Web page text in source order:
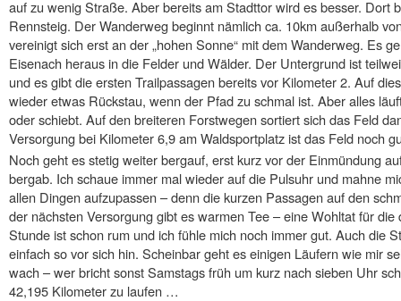
auf zu wenig Straße. Aber bereits am Stadttor wird es besser. Dort
Rennsteig. Der Wanderweg beginnt nämlich ca. 10km außerhalb
vereinigt sich erst an der „hohen Sonne“ mit dem Wanderweg. Es
Eisenach heraus in die Felder und Wälder. Der Untergrund ist
und es gibt die ersten Trailpassagen bereits vor Kilometer 2. Auf
wieder etwas Rückstau, wenn der Pfad zu schmal ist. Aber alles
oder schiebt. Auf den breiteren Forstwegen sortiert sich das Feld
Versorgung bei Kilometer 6,9 am Waldsportplatz ist das Feld noch
Noch geht es stetig weiter bergauf, erst kurz vor der Einmündung
bergab. Ich schaue immer mal wieder auf die Pulsuhr und mahne
allen Dingen aufzupassen – denn die kurzen Passagen auf den
der nächsten Versorgung gibt es warmen Tee – eine Wohltat für
Stunde ist schon rum und ich fühle mich noch immer gut. Auch die
einfach so vor sich hin. Scheinbar geht es einigen Läufern wie mir
wach – wer bricht sonst Samstags früh um kurz nach sieben Uhr
42,195 Kilometer zu laufen …